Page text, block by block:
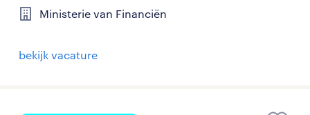
Ministerie van Financiën
bekijk vacature